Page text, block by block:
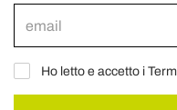
Ho letto e accetto i